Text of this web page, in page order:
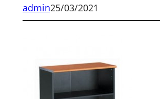
admin25/03/2021